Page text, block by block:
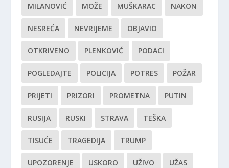
MILANOVIĆ MOŽE MUŠKARAC NAKON
NESREĆA NEVRIJEME OBJAVIO
OTKRIVENO PLENKOVIĆ PODACI
POGLEDAJTE POLICIJA POTRES POŽAR
PRIJETI PRIZORI PROMETNA PUTIN
RUSIJA RUSKI STRAVA TEŠKA
TISUĆE TRAGEDIJA TRUMP
UPOZORENJE USKORO UŽIVO UŽAS